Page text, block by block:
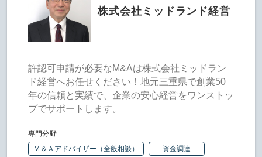
株式会社ミッドランド経営
許認可申請が必要なM&Aは株式会社ミッドラン
ド経営へお任せください！地元三重県で創業50
年の信頼と実績で、企業の安心経営をワンストッ
プでサポートします。
専門分野
Ｍ＆Ａアドバイザー（全般相談）
資金調達